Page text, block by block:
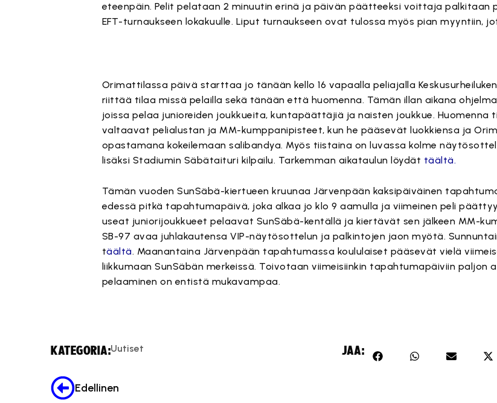
eteenpäin. Pelit pelataan 2 minuutin erinä ja päivän päätteeksi voittaja palkitaan
EFT-turnaukseen lokakuulle. Liput turnaukseen ovat tulossa myös pian myyntiin,
Orimattilassa päivä starttaa jo tänään kello 16 vapaalla peliajalla
riittää tilaa missä pelailla sekä tänään että huomenna. Tämän illan aikana
joissa pelaa junioreiden joukkueita, kuntapäättäjiä ja naisten joukkue. Huomenna
valtaavat pelialustan ja MM-kumppanipisteet, kun he pääsevät luokkiensa ja
opastamana kokeilemaan salibandya. Myös tiistaina on luvassa kolme
lisäksi Stadiumin Säbätaituri kilpailu. Tarkemman aikataulun löydät täältä.
Tämän vuoden SunSäbä-kiertueen kruunaa Järvenpään kaksipäiväinen
edessä pitkä tapahtumapäivä, joka alkaa jo klo 9 aamulla ja viimeinen peli
useat juniorijoukkueet pelaavat SunSäbä-kentällä ja kiertävät sen jälkeen MM-
SB-97 avaa juhlakautensa VIP-näytösottelun ja palkintojen jaon myötä.
täältä. Maanantaina Järvenpään tapahtumassa koululaiset pääsevät vielä
liikkumaan SunSäbän merkeissä. Toivotaan viimeisiinkin tapahtumapäiviin paljon
pelaaminen on entistä mukavampaa.
KATEGORIA:Uutiset JAA:
Edellinen